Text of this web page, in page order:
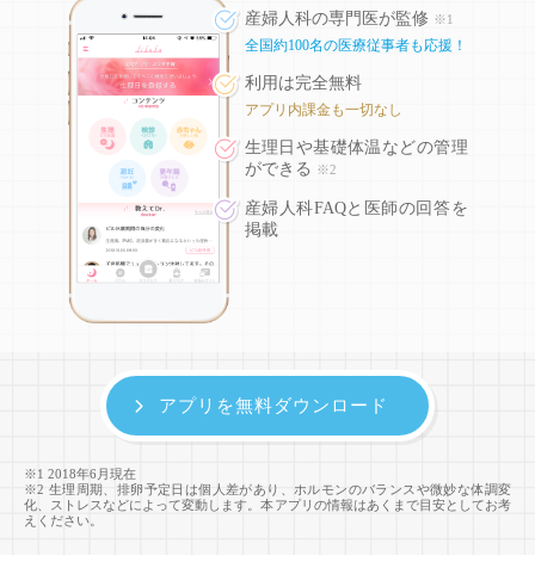
産婦人科の専門医が監修 ※1
全国約100名の医療従事者も応援！
利用は完全無料
アプリ内課金も一切なし
生理日や基礎体温などの管理
ができる
※2
産婦人科FAQと医師の回答を
掲載
※1 2018年6月現在
※2 生理周期、排卵予定日は個人差があり、ホルモンのバランスや微妙な体調変
化、ストレスなどによって変動します。本アプリの情報はあくまで目安としてお考
えください。
アプリを無料ダウンロード